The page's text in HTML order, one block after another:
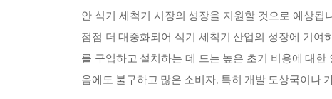
안 식기 세척기 시장의 성장을 지원할 것으로 예상
점점 더 대중화되어 식기 세척기 산업의 성장에 기여
를 구입하고 설치하는 데 드는 높은 초기 비용에 대
음에도 불구하고 많은 소비자, 특히 개발 도상국이나